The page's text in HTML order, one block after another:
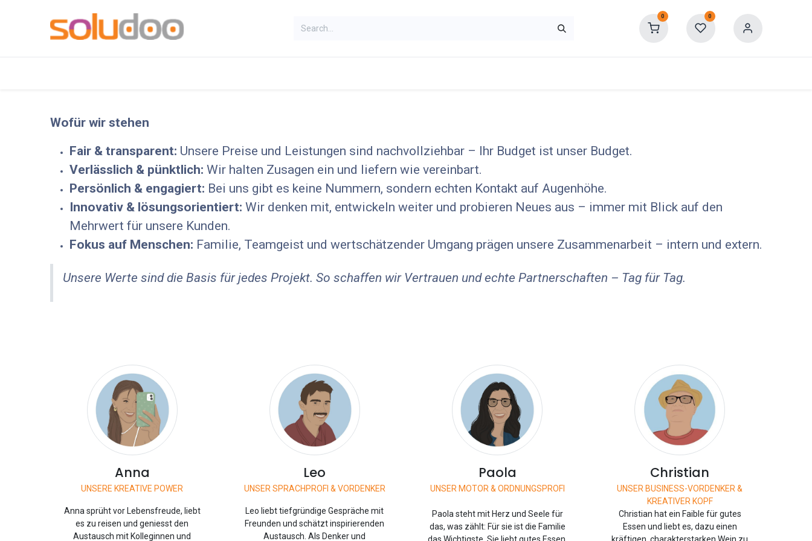
0 0
Wofür wir stehen
Fair & transparent: Unsere Preise und Leistungen sind nachvollziehbar – Ihr Budget ist unser Budget.
Verlässlich & pünktlich: Wir halten Zusagen ein und liefern wie vereinbart.
Persönlich & engagiert: Bei uns gibt es keine Nummern, sondern echten Kontakt auf Augenhöhe.
Innovativ & lösungsorientiert: Wir denken mit, entwickeln weiter und probieren Neues aus – immer mit Blick auf den
Mehrwert für unsere Kunden.
Fokus auf Menschen: Familie, Teamgeist und wertschätzender Umgang prägen unsere Zusammenarbeit – intern und extern.
Unsere Werte sind die Basis für jedes Projekt. So schaffen wir Vertrauen und echte Partnerschaften – Tag für Tag.
Anna
UNSERE KREATIVE POWER
Anna sprüht vor Lebensfreude, liebt
es zu reisen und geniesst den
Austausch mit Kolleginnen und
Leo
UNSER SPRACHPROFI & VORDENKER
Leo liebt tiefgründige Gespräche mit
Freunden und schätzt inspirierenden
Austausch. Als Denker und
Paola
UNSER MOTOR & ORDNUNGSPROFI
Paola steht mit Herz und Seele für
das, was zählt: Für sie ist die Familie
Christian
UNSER BUSINESS-VORDENKER &
KREATIVER KOPF
Christian hat ein Faible für gutes
Essen und liebt es, dazu einen